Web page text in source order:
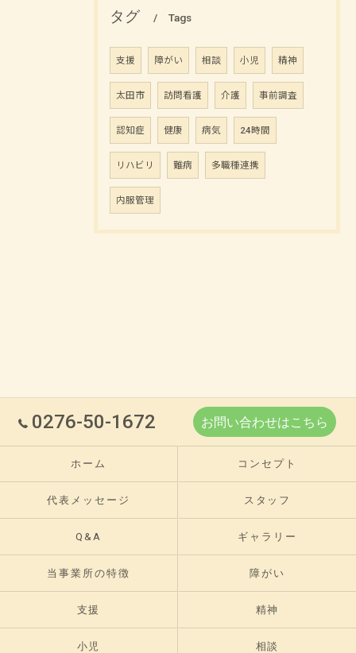
タグ Tags
支援 障がい 相談 小児 精神
太田市 訪問看護 介護 事前調査
認知症 健康 病気 24時間
リハビリ 難病 多職種連携
内服管理
0276-50-1672 お問い合わせはこちら
ホーム コンセプト
代表メッセージ スタッフ
Q&A ギャラリー
当事業所の特徴 障がい
支援 精神
小児 相談